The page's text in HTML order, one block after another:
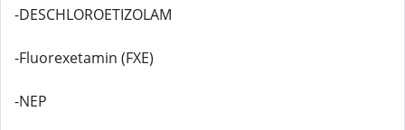
-DESCHLOROETIZOLAM
-Fluorexetamin (FXE)
-NEP